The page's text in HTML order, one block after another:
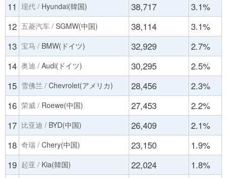
11 现代 / Hyundai(韓国) 38,717
3.1%
12 五菱汽车 / SGMW(中国) 38,114
3.1%
13 宝马 / BMW(ドイツ) 32,929
2.7%
14 奥迪 / Audi(ドイツ) 30,295
2.5%
15 雪佛兰 / Chevrolet(アメリカ) 28,456
2.3%
16 荣威 / Roewe(中国) 27,453
2.2%
17 比亚迪 / BYD(中国) 26,409
2.1%
18 奇瑞 / Chery(中国) 23,150
1.9%
19 起亚 / Kia(韓国) 22,024
1.8%